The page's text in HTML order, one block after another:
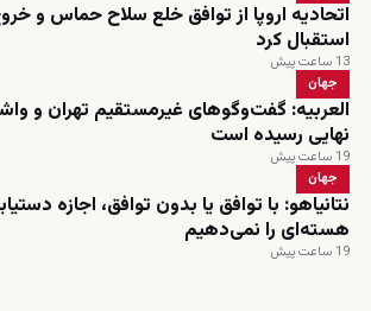
اتحادیه اروپا از توافق خلع سلاح حماس و
استقبال کرد
13 ساعت پیش
جهان
العربیه: گفت‌وگوهای غیرمستقیم تهران و
نهایی رسیده است
19 ساعت پیش
جهان
نتانیاهو: با توافق یا بدون توافق، اجازه
هسته‌ای را نمی‌دهیم
19 ساعت پیش